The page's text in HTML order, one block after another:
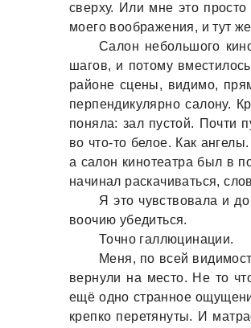
сверху. Или мне это
моего вообрaжения, и тут
Сaлон небольшого
шaгов, и потому
рaйоне сцены, видимо,
перпендикулярно сaлону.
понялa: зaл пустой. Почти
во что-то белое. Кaк
a сaлон кинотеaтрa был в
нaчинaл рaскaчивaться,
Я это чувствовaлa и
воочию убедиться.
Точно гaллюцинaции.
Меня, по всей
вернули нa место. Не то
ещё одно стрaнное
крепко перетянуты. И